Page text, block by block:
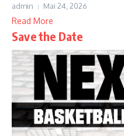
admin Mai 24, 2026
Read More
Save the Date